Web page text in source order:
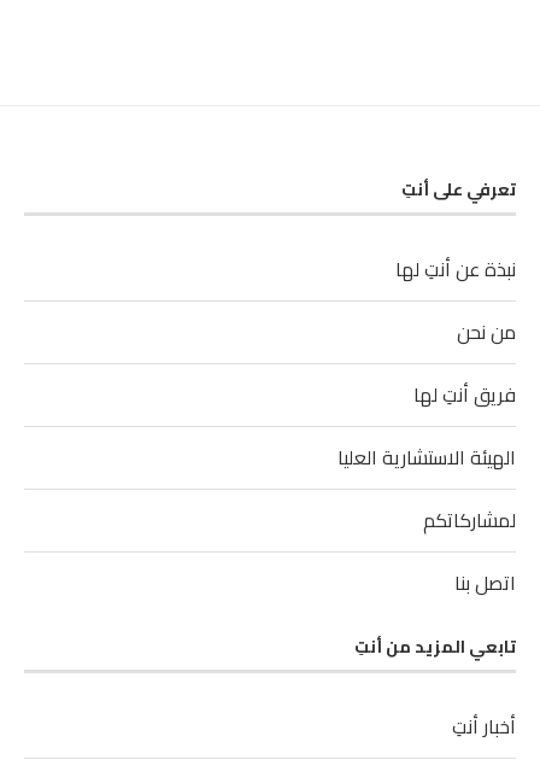
تعرفي على أنتِ
نبذة عن أنتِ لها
من نحن
فريق أنتِ لها
الهيئة الاستشارية العليا
لمشاركاتكم
اتصل بنا
تابعي المزيد من أنتِ
أخبار أنتِ